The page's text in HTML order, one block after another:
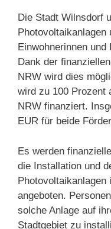
Die Stadt Wilnsdorf
Photovoltaikanlagen
Einwohnerinnen
Dank der
NRW wird dies
wird zu 100 Prozent
NRW finanziert.
EUR für beide
Es werden
die Installation und
angeboten.
solche Anlage auf
Stadtgebiet zu